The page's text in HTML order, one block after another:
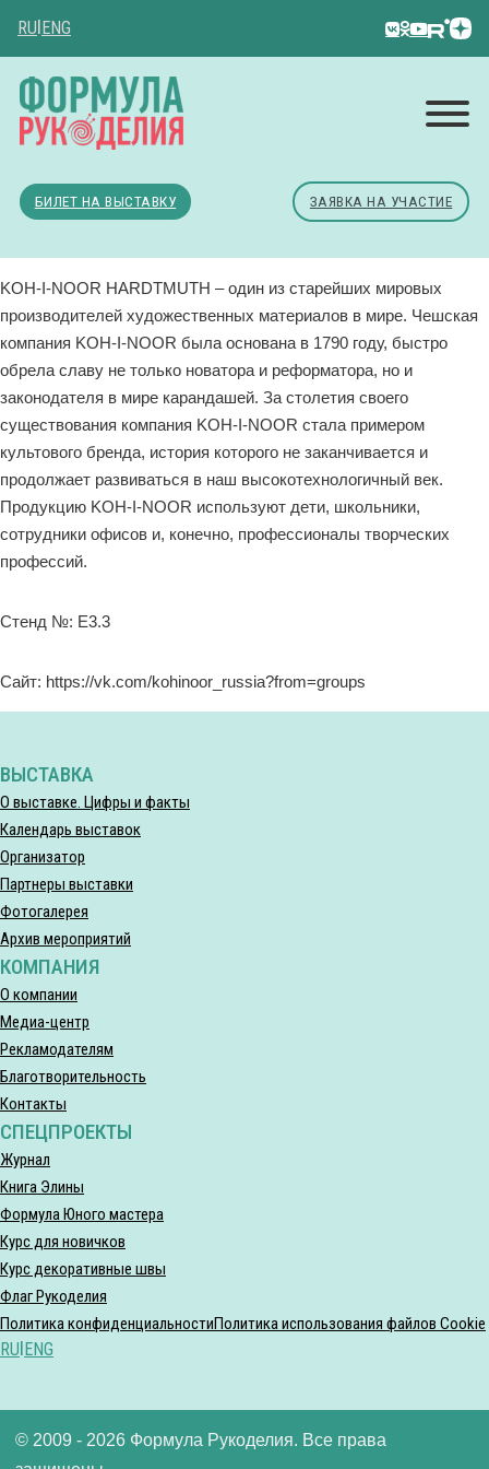
RU ENG
БИЛЕТ НА ВЫСТАВКУ ЗАЯВКА НА УЧАСТИЕ
KOH-I-NOOR HARDTMUTH – один из старейших мировых
производителей художественных материалов в мире. Чешская
компания KOH-I-NOOR была основана в 1790 году, быстро
обрела славу не только новатора и реформатора, но и
законодателя в мире карандашей. За столетия своего
существования компания KOH-I-NOOR стала примером
культового бренда, история которого не заканчивается и
продолжает развиваться в наш высокотехнологичный век.
Продукцию KOH-I-NOOR используют дети, школьники,
сотрудники офисов и, конечно, профессионалы творческих
профессий.
Стенд №: Е3.3
Сайт: https://vk.com/kohinoor_russia?from=groups
ВЫСТАВКА
О выставке. Цифры и факты
Календарь выставок
Организатор
Партнеры выставки
Фотогалерея
Архив мероприятий
КОМПАНИЯ
О компании
Медиа-центр
Рекламодателям
Благотворительность
Контакты
СПЕЦПРОЕКТЫ
Журнал
Книга Элины
Формула Юного мастера
Курс для новичков
Курс декоративные швы
Флаг Рукоделия
Политика конфиденциальностиПолитика использования файлов Cookie
RU ENG
© 2009 - 2026 Формула Рукоделия. Все права